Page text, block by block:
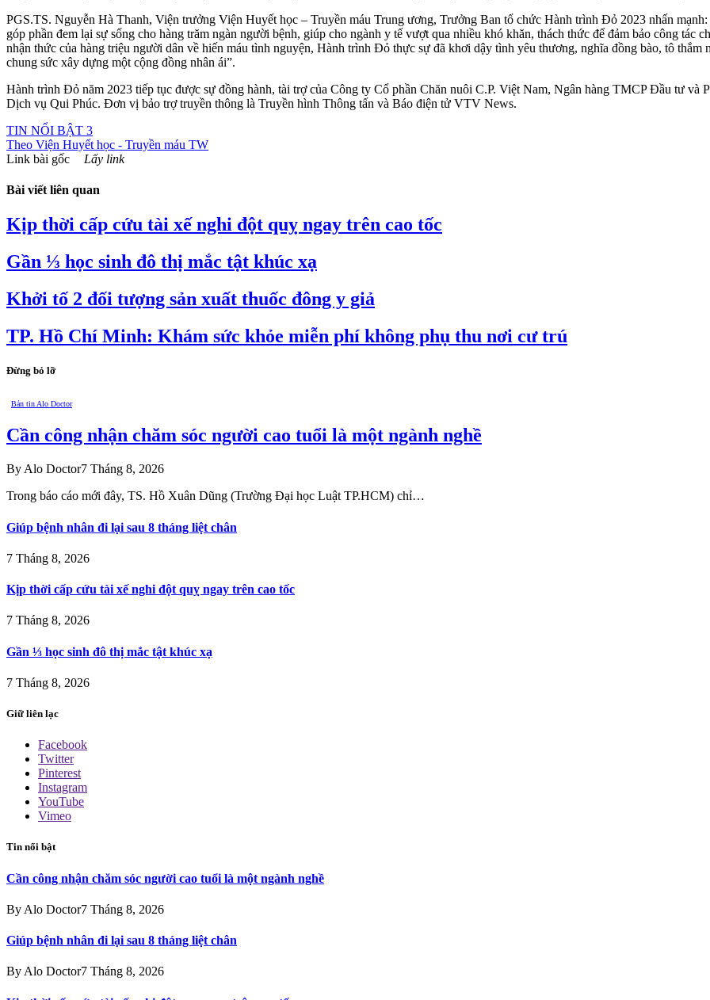
PGS.TS. Nguyễn Hà Thanh, Viện trưởng Viện Huyết học – Truyền máu Trung ương, Trưởng Ban tổ chức Hành trình Đỏ 2023 nhấn
góp phần đem lại sự sống cho hàng trăm ngàn người bệnh, giúp cho ngành y tế vượt qua nhiều khó khăn, thách thức để đảm bảo công tác
nhận thức của hàng triệu người dân về hiến máu tình nguyện, Hành trình Đỏ thực sự đã khơi dậy tình yêu thương, nghĩa đồng bào, tô thắm
chung sức xây dựng một cộng đồng nhân ái”.
Hành trình Đỏ năm 2023 tiếp tục được sự đồng hành, tài trợ của Công ty Cổ phần Chăn nuôi C.P. Việt Nam, Ngân hàng TMCP Đầu tư
Dịch vụ Qui Phúc. Đơn vị bảo trợ truyền thông là Truyền hình Thông tấn và Báo điện tử VTV News.
TIN NỔI BẬT 3
Theo Viện Huyết học - Truyền máu TW
Link bài gốc
Lấy link
Bài viết liên quan
Kịp thời cấp cứu tài xế nghi đột quỵ ngay trên cao tốc
Gần ⅓ học sinh đô thị mắc tật khúc xạ
Khởi tố 2 đối tượng sản xuất thuốc đông y giả
TP. Hồ Chí Minh: Khám sức khỏe miễn phí không phụ thu nơi cư trú
Đừng bỏ lỡ
Bản tin Alo Doctor
Cần công nhận chăm sóc người cao tuổi là một ngành nghề
By Alo Doctor7 Tháng 8, 2026
Trong báo cáo mới đây, TS. Hồ Xuân Dũng (Trường Đại học Luật TP.HCM) chỉ…
Giúp bệnh nhân đi lại sau 8 tháng liệt chân
7 Tháng 8, 2026
Kịp thời cấp cứu tài xế nghi đột quỵ ngay trên cao tốc
7 Tháng 8, 2026
Gần ⅓ học sinh đô thị mắc tật khúc xạ
7 Tháng 8, 2026
Giữ liên lạc
Facebook
Twitter
Pinterest
Instagram
YouTube
Vimeo
Tin nổi bật
Cần công nhận chăm sóc người cao tuổi là một ngành nghề
By Alo Doctor7 Tháng 8, 2026
Giúp bệnh nhân đi lại sau 8 tháng liệt chân
ByAlo Doctor7 Tháng 8, 2026